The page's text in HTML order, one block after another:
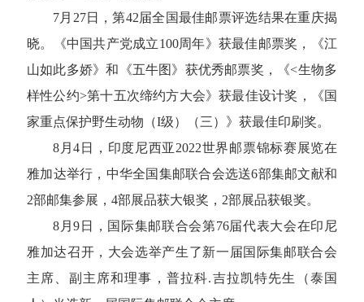
7月27日，第42届全国最佳邮票评选结果在重庆揭
晓。《中国共产党成立100周年》获最佳邮票奖，《江
山如此多娇》和《五牛图》获优秀邮票奖，《<生物多
样性公约>第十五次缔约方大会》获最佳设计奖，《国
家重点保护野生动物（I级）（三）》获最佳印刷奖。
8月4日，印度尼西亚2022世界邮票锦标赛展览在
雅加达举行，中华全国集邮联合会选送6部集邮文献和
2部邮集参展，4部展品获大银奖，2部展品获银奖。
8月9日，国际集邮联合会第76届代表大会在印尼
雅加达召开，大会选举产生了新一届国际集邮联合会
主席、副主席和理事，普拉科.吉拉凯特先生（泰国